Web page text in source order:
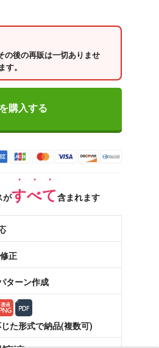
の後の再販は一切ありませ
。
購入する
がすべて含まれます
正
ターン作成
た形式で納品(複数可)